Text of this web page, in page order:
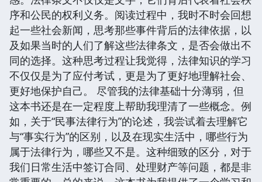
序和公民的权利义务。阅读过程中，我时不时会回想
起一些社会新闻，思考那些事件背后的法律依据，以
及如果当时的人们了解这些法律条文，是否会做出不
同的选择。这种思考过程让我觉得，法律知识的学习
不仅仅是为了应付考试，更是为了更好地理解社会、
更好地保护自己。 尽管我的法律基础十分薄弱，但
这本书还是在一定程度上帮助我理清了一些概念。例
如，关于“民事法律行为”的论述，我尝试着去理解它
与“事实行为”的区别，以及在现实生活中，哪些行为
属于法律行为，哪些又不是。这种细致的区分，对于
我们日常生活中签订合同、处理财产等问题，都是非